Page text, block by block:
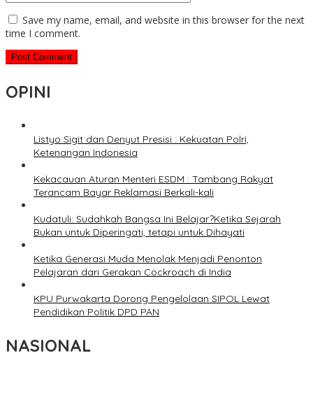
Save my name, email, and website in this browser for the next
time I comment.
OPINI
Listyo Sigit dan Denyut Presisi : Kekuatan Polri,
Ketenangan Indonesia
Kekacauan Aturan Menteri ESDM : Tambang Rakyat
Terancam Bayar Reklamasi Berkali-kali
Kudatuli: Sudahkah Bangsa Ini Belajar?Ketika Sejarah
Bukan untuk Diperingati, tetapi untuk Dihayati
Ketika Generasi Muda Menolak Menjadi Penonton
Pelajaran dari Gerakan Cockroach di India
KPU Purwakarta Dorong Pengelolaan SIPOL Lewat
Pendidikan Politik DPD PAN
NASIONAL